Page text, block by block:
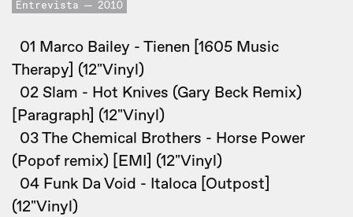
Entrevista 2010
01 Marco Bailey - Tienen [1605 Music
Therapy] (12"Vinyl)
02 Slam - Hot Knives (Gary Beck Remix)
[Paragraph] (12"Vinyl)
03 The Chemical Brothers - Horse Power
(Popof remix) [EMI] (12"Vinyl)
04 Funk Da Void - Italoca [Outpost]
(12"Vinyl)